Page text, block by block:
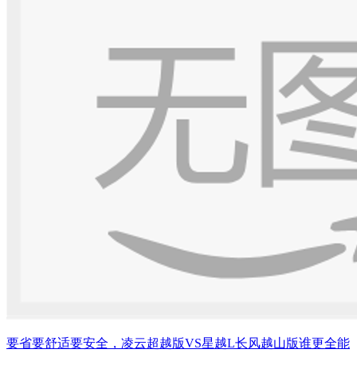
要省要舒适要安全，凌云超越版VS星越L长风越山版谁更全能